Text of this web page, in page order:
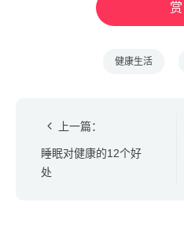
赏
健康生活
上一篇：
睡眠对健康的12个好
处